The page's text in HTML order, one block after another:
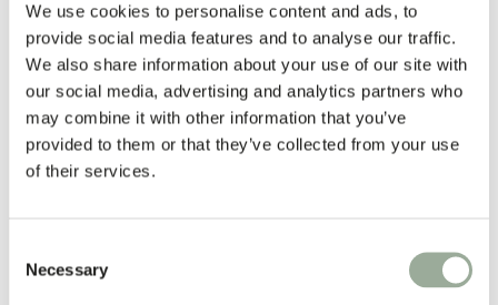
We use cookies to personalise content and ads, to
provide social media features and to analyse our traffic.
We also share information about your use of our site with
our social media, advertising and analytics partners who
may combine it with other information that you’ve
provided to them or that they’ve collected from your use
of their services.
Selection
Necessary
Une transparence à tous les